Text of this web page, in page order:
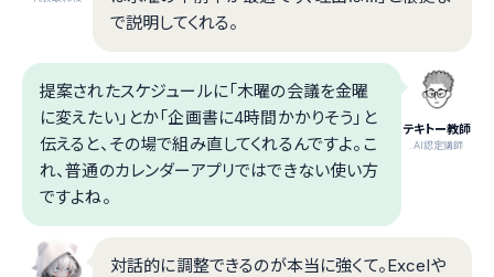
で説明してくれる。
テキトー教師
.AI認定講師
提案されたスケジュールに「木曜の会議を金曜
に変えたい」とか「企画書に4時間かかりそう」と
伝えると、その場で組み直してくれるんですよ。こ
れ、普通のカレンダーアプリではできない使い方
ですよね。
対話的に調整できるのが本当に強くて。Excelや